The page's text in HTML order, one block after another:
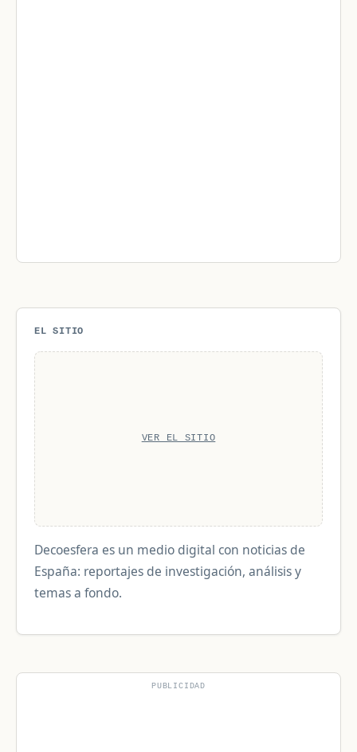
EL SITIO
VER EL SITIO
Decoesfera es un medio digital con noticias de
España: reportajes de investigación, análisis y
temas a fondo.
PUBLICIDAD